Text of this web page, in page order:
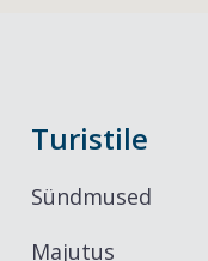
Turistile
Sündmused
Majutus